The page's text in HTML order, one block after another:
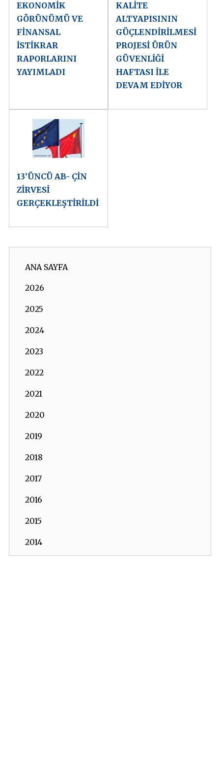
EKONOMİK
GÖRÜNÜMÜ VE
FİNANSAL
İSTİKRAR
RAPORLARINI
YAYIMLADI
KALİTE
ALTYAPISININ
GÜÇLENDİRİLMESİ
PROJESİ ÜRÜN
GÜVENLİĞİ
HAFTASI İLE
DEVAM EDİYOR
13’ÜNCÜ AB- ÇİN
ZİRVESİ
GERÇEKLEŞTİRİLDİ
ANA SAYFA
2026
2025
2024
2023
2022
2021
2020
2019
2018
2017
2016
2015
2014